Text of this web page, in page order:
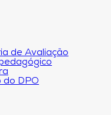
de Avaliação
do DPO